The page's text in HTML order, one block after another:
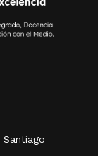
Santiago